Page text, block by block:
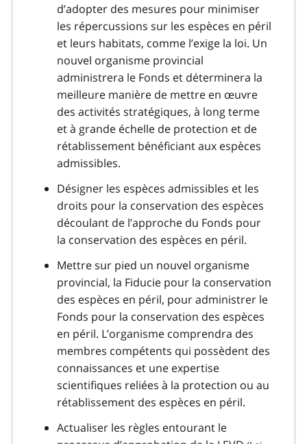
d’adopter des mesures pour minimiser
les répercussions sur les espèces en péril
et leurs habitats, comme l’exige la loi. Un
nouvel organisme provincial
administrera le Fonds et déterminera la
meilleure manière de mettre en œuvre
des activités stratégiques, à long terme
et à grande échelle de protection et de
rétablissement bénéficiant aux espèces
admissibles.
Désigner les espèces admissibles et les
droits pour la conservation des espèces
découlant de l’approche du Fonds pour
la conservation des espèces en péril.
Mettre sur pied un nouvel organisme
provincial, la Fiducie pour la conservation
des espèces en péril, pour administrer le
Fonds pour la conservation des espèces
en péril. L’organisme comprendra des
membres compétents qui possèdent des
connaissances et une expertise
scientifiques reliées à la protection ou au
rétablissement des espèces en péril.
Actualiser les règles entourant le